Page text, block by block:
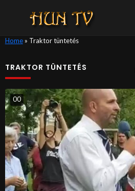
Home» Traktor tüntetés
TRAKTOR TÜNTETÉS
00